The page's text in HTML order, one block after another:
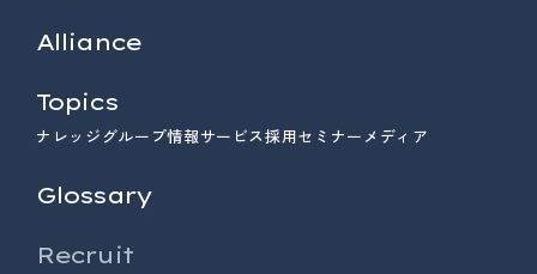
Alliance
Topics
ナレッジ グループ情報サービス採用セミナー メディア
Glossary
Recruit